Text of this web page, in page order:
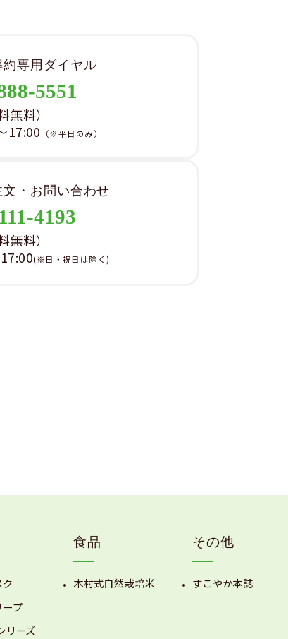
専用ダイヤル
5551
無料）
17:00
（※平日のみ）
・お問い合わせ
4193
無料）
(※日・祝日は除く)
プ
リーズ
食品
木村式自然栽培米
その他
すこやか本誌